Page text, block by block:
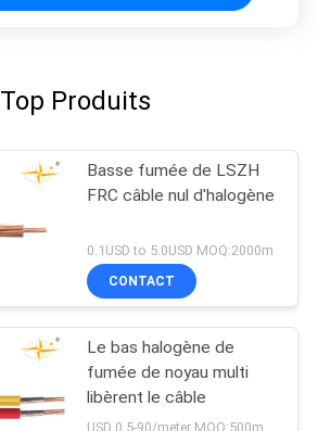
Top Produits
Basse fumée de LSZH
FRC câble nul d'halogène
0.1USD to 5.0USD MOQ:2000m
CONTACT
Le bas halogène de
fumée de noyau multi
libèrent le câble
USD 0.5-90/meter MOQ:500m